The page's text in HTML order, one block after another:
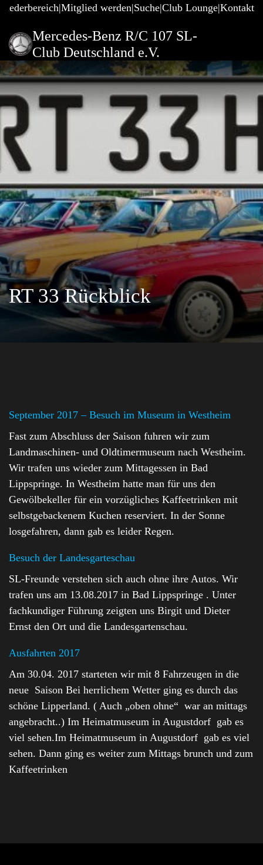
Mitglied werden Suche Club Lounge Kontakt
Mercedes-Benz R/C 107 SL-
Club Deutschland e.V.
RT 33 Rückblick
September 2017 – Besuch im Museum in Westheim
Fast zum Abschluss der Saison fuhren wir zum
Landmaschinen- und Oldtimermuseum nach Westheim.
Wir trafen uns wieder zum Mittagessen in Bad
Lippspringe. In Westheim hatte man für uns den
Gewölbekeller für ein vorzügliches Kaffeetrinken mit
selbstgebackenem Kuchen reserviert. In der Sonne
losgefahren, dann gab es leider Regen.
Besuch der Landesgarteschau
SL-Freunde verstehen sich auch ohne ihre Autos. Wir
trafen uns am 13.08.2017 in Bad Lippspringe . Unter
fachkundiger Führung zeigten uns Birgit und Dieter
Ernst den Ort und die Landesgartenschau.
Ausfahrten 2017
Am 30.04. 2017 starteten wir mit 8 Fahrzeugen in die
neue Saison Bei herrlichem Wetter ging es durch das
schöne Lipperland. ( Auch „oben ohne“ war an mittags
angebracht..) Im Heimatmuseum in Augustdorf gab es
viel sehen.Im Heimatmuseum in Augustdorf gab es viel
sehen. Dann ging es weiter zum Mittags brunch und zum
Kaffeetrinken